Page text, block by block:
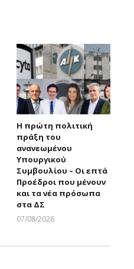
Η πρώτη πολιτική
πράξη του
ανανεωμένου
Υπουργικού
Συμβουλίου – Οι επτά
Προέδροι που μένουν
και τα νέα πρόσωπα
στα ΔΣ
07/08/2026